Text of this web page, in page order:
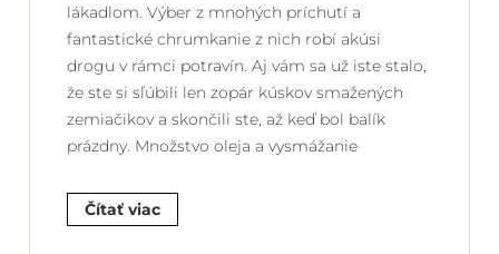
lákadlom. Výber z mnohých príchutí a
fantastické chrumkanie z nich robí akúsi
drogu v rámci potravín. Aj vám sa už iste stalo,
že ste si sľúbili len zopár kúskov smažených
zemiačikov a skončili ste, až keď bol balík
prázdny. Množstvo oleja a vysmážanie
Čítať viac